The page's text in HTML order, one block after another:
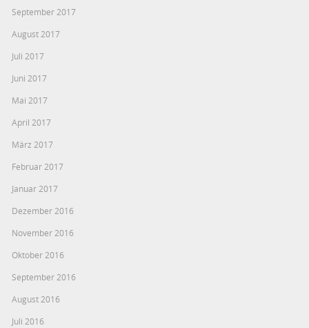
September 2017
August 2017
Juli 2017
Juni 2017
Mai 2017
April 2017
März 2017
Februar 2017
Januar 2017
Dezember 2016
November 2016
Oktober 2016
September 2016
August 2016
Juli 2016